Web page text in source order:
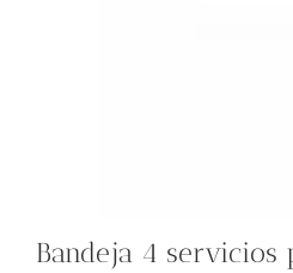
Bandeja 4 servicios